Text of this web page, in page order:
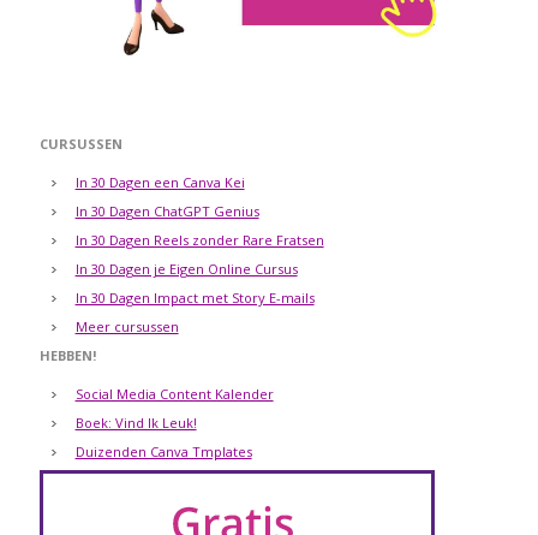
CURSUSSEN
In 30 Dagen een Canva Kei
In 30 Dagen ChatGPT Genius
In 30 Dagen Reels zonder Rare Fratsen
In 30 Dagen je Eigen Online Cursus
In 30 Dagen Impact met Story E-mails
Meer cursussen
HEBBEN!
Social Media Content Kalender
Boek: Vind Ik Leuk!
Duizenden Canva Tmplates